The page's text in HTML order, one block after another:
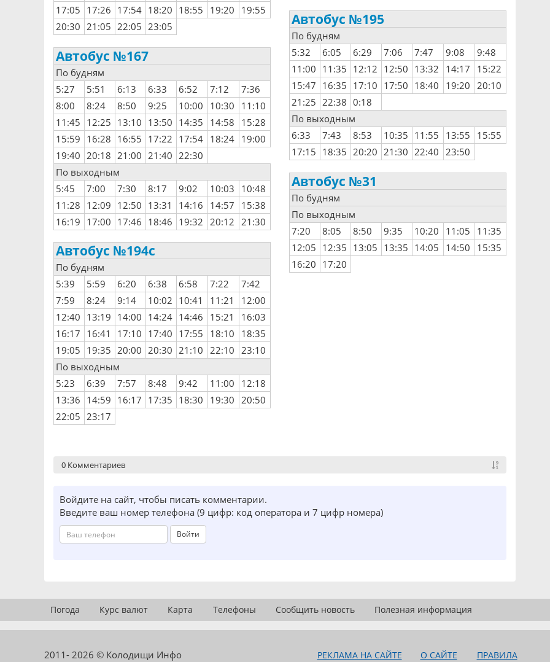
17:05 17:26 17:54 18:20 18:55 19:20
19:55
20:30 21:05 22:05 23:05
Автобус №167
По будням
5:27
5:51 6:13 6:33 6:52 7:12
7:36
8:00
8:24 8:50 9:25 10:00 10:30
11:10
11:45 12:25 13:10 13:50 14:35 14:58
15:28
15:59 16:28 16:55 17:22 17:54 18:24 19:00
19:40 20:18 21:00 21:40 22:30
По выходным
5:45
7:00 7:30 8:17 9:02 10:03
10:48
11:28 12:09 12:50 13:31 14:16 14:57
15:38
16:19 17:00 17:46 18:46 19:32 20:12 21:30
Автобус №194с
По будням
5:39
5:59 6:20 6:38 6:58 7:22
7:42
7:59
8:24 9:14 10:02 10:41 11:21
12:00
12:40 13:19 14:00 14:24 14:46 15:21
16:03
16:17 16:41 17:10 17:40 17:55 18:10
18:35
19:05 19:35 20:00 20:30 21:10 22:10 23:10
По выходным
5:23
6:39 7:57 8:48 9:42 11:00
12:18
13:36 14:59 16:17 17:35 18:30 19:30 20:50
22:05 23:17
Автобус №195
По будням
5:32
6:05 6:29 7:06 7:47 9:08
9:48
11:00 11:35 12:12 12:50 13:32 14:17
15:22
15:47 16:35 17:10 17:50 18:40 19:20 20:10
21:25 22:38 0:18
По выходным
6:33
7:43 8:53 10:35 11:55 13:55
15:55
17:15 18:35 20:20 21:30 22:40 23:50
Автобус №31
По будням
По выходным
7:20
8:05 8:50 9:35 10:20 11:05
11:35
12:05 12:35 13:05 13:35 14:05 14:50
15:35
16:20 17:20
0 Комментариев
Войдите на сайт, чтобы писать комментарии.
Введите ваш номер телефона (9 цифр: код оператора и 7 цифр номера)
Войти
Погода Курс валют Карта Телефоны Сообщить новость Полезная информация
2011- 2026 © Колодищи Инфо РЕКЛАМА НА САЙТЕ О САЙТЕ ПРАВИЛА